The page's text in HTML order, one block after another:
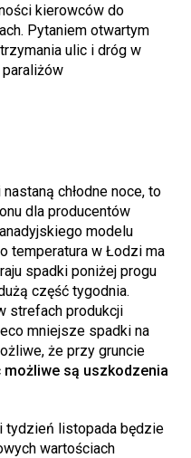
kierowców do
Pytaniem otwartym
ulic i dróg w
chłodne noce, to
dla producentów
modelu
temperatura w Łodzi ma
spadki poniżej progu
część tygodnia.
strefach produkcji
mniejsze spadki na
że przy gruncie
możliwe są uszkodzenia
tydzień listopada będzie
wartościach